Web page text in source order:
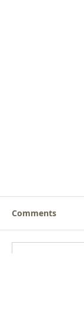
Comments